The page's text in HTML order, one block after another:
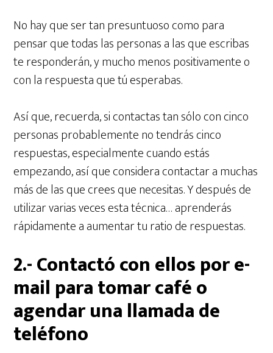
No hay que ser tan presuntuoso como para
pensar que todas las personas a las que escribas
te responderán, y mucho menos positivamente o
con la respuesta que tú esperabas.
Así que, recuerda, si contactas tan sólo con cinco
personas probablemente no tendrás cinco
respuestas, especialmente cuando estás
empezando, así que considera contactar a muchas
más de las que crees que necesitas. Y después de
utilizar varias veces esta técnica… aprenderás
rápidamente a aumentar tu ratio de respuestas.
2.- Contactó con ellos por e-
mail para tomar café o
agendar una llamada de
teléfono